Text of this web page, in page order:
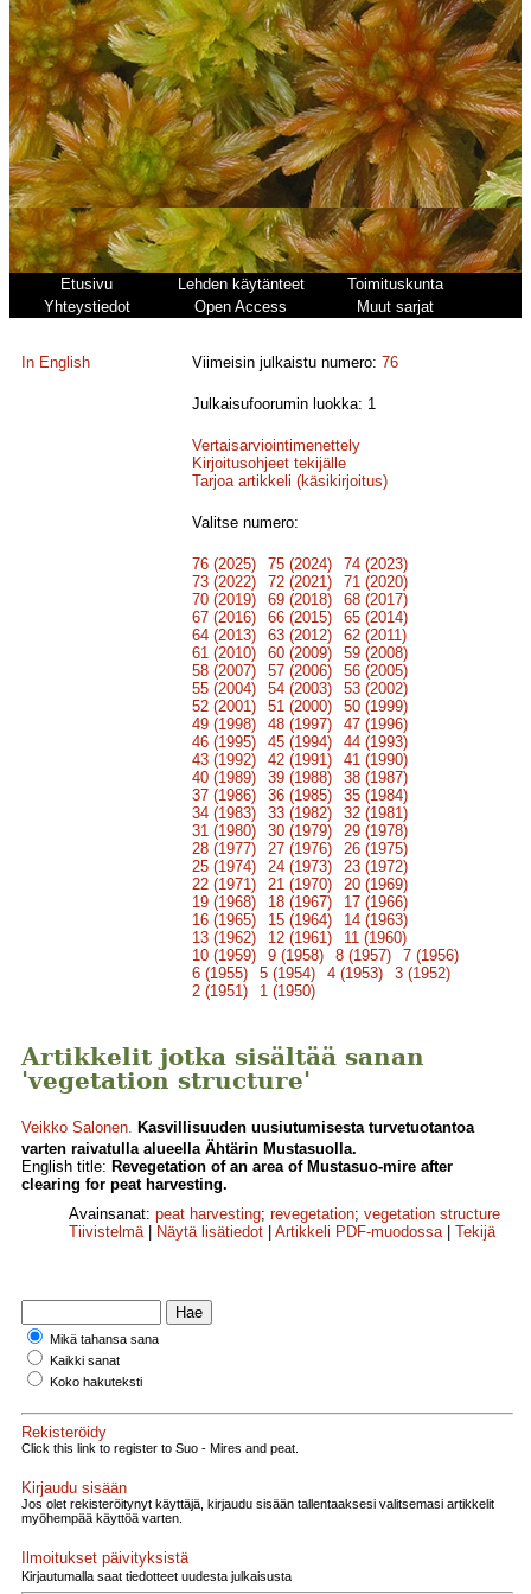
Etusivu Lehden käytänteet
Toimituskunta
Yhteystiedot
Open Access Muut sarjat
In English Viimeisin julkaistu numero:76
Julkaisufoorumin luokka: 1
Vertaisarviointimenettely
Kirjoitusohjeet tekijälle
Tarjoa artikkeli (käsikirjoitus)
Valitse numero:
76 (2025) 75 (2024)
74 (2023)
73 (2022)
72 (2021)
71 (2020)
70 (2019)
69 (2018)
68 (2017)
67 (2016)
66 (2015)
65 (2014)
64 (2013)
63 (2012)
62 (2011)
61 (2010)
60 (2009)
59 (2008)
58 (2007)
57 (2006)
56 (2005)
55 (2004)
54 (2003)
53 (2002)
52 (2001)
51 (2000)
50 (1999)
49 (1998)
48 (1997)
47 (1996)
46 (1995)
45 (1994)
44 (1993)
43 (1992)
42 (1991)
41 (1990)
40 (1989)
39 (1988)
38 (1987)
37 (1986)
36 (1985)
35 (1984)
34 (1983)
33 (1982)
32 (1981)
31 (1980)
30 (1979)
29 (1978)
28 (1977)
27 (1976)
26 (1975)
25 (1974)
24 (1973)
23 (1972)
22 (1971)
21 (1970)
20 (1969)
19 (1968)
18 (1967)
17 (1966)
16 (1965)
15 (1964)
14 (1963)
13 (1962)
12 (1961)
11 (1960)
10 (1959)
9 (1958) 8 (1957)
7 (1956)
6 (1955)
5 (1954) 4 (1953)
3 (1952)
2 (1951)
1 (1950)
Artikkelit jotka sisältää sanan
'vegetation structure'
Veikko Salonen. Kasvillisuuden uusiutumisesta turvetuotantoa
varten raivatulla alueella Ähtärin Mustasuolla.
English title: Revegetation of an area of Mustasuo-mire after
clearing for peat harvesting.
Avainsanat: peat harvesting; revegetation; vegetation structure
Tiivistelmä| Näytä lisätiedot Artikkeli PDF-muodossa| Tekijä
Mikä tahansa sana
Kaikki sanat
Koko hakuteksti
Rekisteröidy
Click this link to register to Suo - Mires and peat.
Kirjaudu sisään
Jos olet rekisteröitynyt käyttäjä, kirjaudu sisään tallentaaksesi valitsemasi artikkelit
myöhempää käyttöä varten.
Ilmoitukset päivityksistä
Kirjautumalla saat tiedotteet uudesta julkaisusta